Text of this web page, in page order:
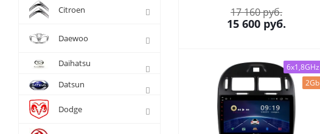
17 160 руб.
15 600 руб.
6x1,8GHz
2Gb
Citroen
Daewoo
Daihatsu
Datsun
Dodge